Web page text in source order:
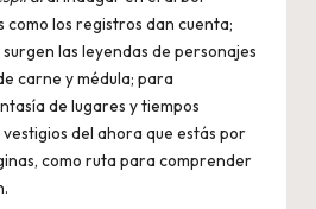
los registros dan cuenta;
las leyendas de personajes
carne y médula; para
de lugares y tiempos
del ahora que estás por
como ruta para comprender